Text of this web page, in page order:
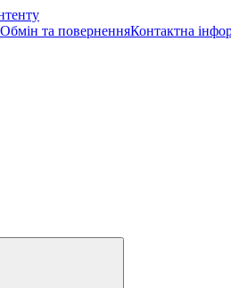
Обмін та поверненняКонтактна